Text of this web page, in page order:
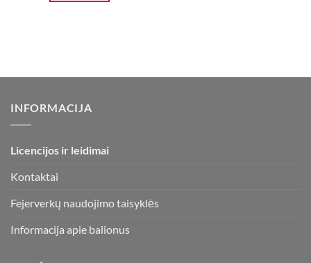
INFORMACIJA
Licencijos ir leidimai
Kontaktai
Fejerverkų naudojimo taisyklės
Informacija apie balionus